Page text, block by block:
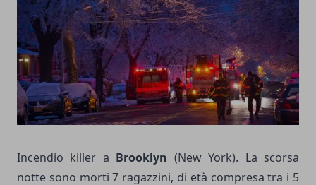
Incendio killer a Brooklyn (New York). La scorsa
notte sono morti 7 ragazzini, di età compresa tra i 5